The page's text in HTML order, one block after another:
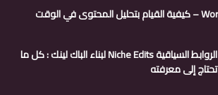
WordPress SEO Checker – كيفية القيام بتحليل المحتوى في الوقت
الروابط السياقية Niche Edits لبناء الباك لينك : كل ما
تحتاج إلى معرفته